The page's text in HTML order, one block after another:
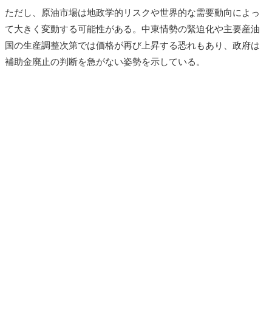
ただし、原油市場は地政学的リスクや世界的な需要動向によっ
て大きく変動する可能性がある。中東情勢の緊迫化や主要産油
国の生産調整次第では価格が再び上昇する恐れもあり、政府は
補助金廃止の判断を急がない姿勢を示している。